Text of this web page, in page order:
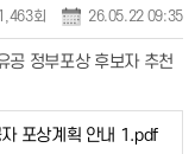
회 26.05.22 09:35
정부포상 후보자 추천
포상계획 안내 1.pdf